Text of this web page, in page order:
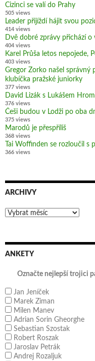
Cizinci se valí do Prahy
505 views
Leader přijíždí hájit svou
414 views
Dvě dobré zprávy přichází o
404 views
Karel Průša letos nepojede,
403 views
Gregor Zorko našel správný
klubíčka pražské juniorky
377 views
David Lizák s Lukášem
376 views
Češi budou v Lodži po oba
375 views
Marodů je přespříliš
368 views
Tai Woffinden se rozloučil s
366 views
ARCHIVY
Archivy
ANKETY
Označte nejlepší trojici
Jan Jeníček
Marek Ziman
Milen Manev
Adrian Sorin Gheorghe
Sebastian Szostak
Robert Roszak
Jaroslav Petrák
Andrej Rozaljuk